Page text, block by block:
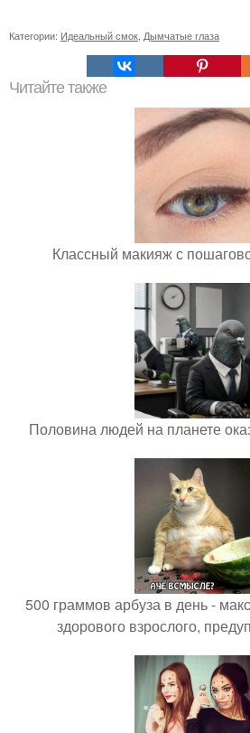
Категории: Идеальный смок Дымчатые глаза
Читайте также
Классный макияж с
Половина людей на планете
500 граммов арбуза в день -
здорового взрослого,